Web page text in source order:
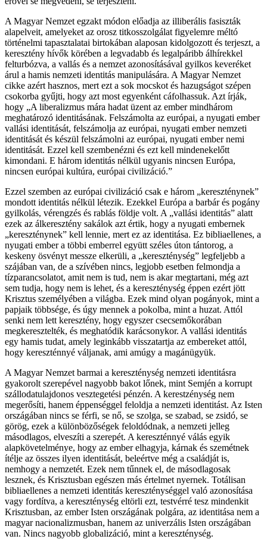
A Magyar Nemzet egzakt módon előadja az illiberális fasiszták
alapelveit, amelyeket az orosz titkosszolgálat figyelemre méltó
történelmi tapasztalatai birtokában alaposan kidolgozott és terjeszt, a
keresztény hívők körében a legvadabb és legalpáribb álhírekkel
felturbózva, a vallás és a nemzet azonosításával gyilkos keveréket
árul a hamis nemzeti identitás manipulására. A Magyar Nemzet
cikke azért hasznos, mert ezt a sok mocskot és hazugságot szépen
csokorba gyűjti, hogy azt most egyenként cáfolhassuk. Azt írják,
hogy „A liberalizmus mára hadat üzent az ember mindhárom
meghatározó identitásának. Felszámolta az európai, a nyugati ember
vallási identitását, felszámolja az európai, nyugati ember nemzeti
identitását és készül felszámolni az európai, nyugati ember nemi
identitását. Ezzel kell szembenézni és ezt kell mindenekelőtt
kimondani. E három identitás nélkül ugyanis nincsen Európa,
nincsen európai kultúra, euró­pai civilizáció.”
Ezzel szemben az európai civilizáció csak e három „kereszténynek”
mondott identitás nélkül létezik. Ezekkel Európa a barbár és pogány
gyilkolás, vérengzés és rablás földje volt. A „vallási identitás” alatt
ezek az álkeresztény sakálok azt értik, hogy a nyugati embernek
„kereszténynek” kell lennie, mert ez az identitása. Ez bibliaellenes, a
nyugati ember a többi emberrel együtt széles úton tántorog, a
keskeny ösvényt messze elkerüli, a „kereszténység” legfeljebb a
szájában van, de a szívében nincs, legjobb esetben felmondja a
tízparancsolatot, amit nem is tud, nem is akar megtartani, még azt
sem tudja, hogy nem is lehet, és a kereszténység éppen ezért jött
Krisztus személyében a világba. Ezek mind olyan pogányok, mint a
papjaik többsége, és úgy mennek a pokolba, mint a huzat. Attól
senki nem lett keresztény, hogy egyszer csecsemőkorában
megkeresztelték, és meghatódik karácsonykor. A vallási identitás
egy hamis tudat, amely leginkább visszatartja az embereket attól,
hogy kereszténnyé váljanak, ami amúgy a magánügyük.
A Magyar Nemzet barmai a kereszténység nemzeti identitásra
gyakorolt szerepével nagyobb bakot lőnek, mint Semjén a korrupt
szállodatulajdonos vesztegetési pénzén. A kerestzénység nem
megerősíti, hanem éppenséggel feloldja a nemzeti identitást. Az Isten
országában nincs se férfi, se nő, se szolga, se szabad, se zsidó, se
görög, ezek a különbözőségek feloldódnak, a nemzeti jelleg
másodlagos, elveszíti a szerepét. A kereszténnyé válás egyik
alapkövetelménye, hogy az ember elhagyja, kárnak és szemétnek
ítélje az összes ilyen identitását, beleértve még a családját is,
nemhogy a nemzetét. Ezek nem tűnnek el, de másodlagosak
lesznek, és Krisztusban egészen más értelmet nyernek. Totálisan
bibliaellenes a nemzeti identitás kereszténységgel való azonosítása
vagy fordítva, a kereszténység eltörli ezt, testvérré tesz mindenkit
Krisztusban, az ember Isten országának polgára, az identitása nem a
magyar nacionalizmusban, hanem az univerzális Isten országában
van. Nincs nagyobb globalizáció, mint a kereszténység.